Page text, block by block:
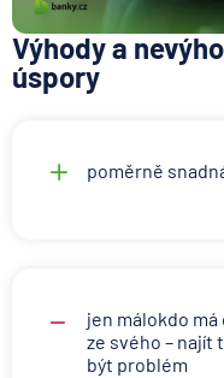
Výhody a
úspory
poměrně
jen málokdo
ze svého – najít
být problém